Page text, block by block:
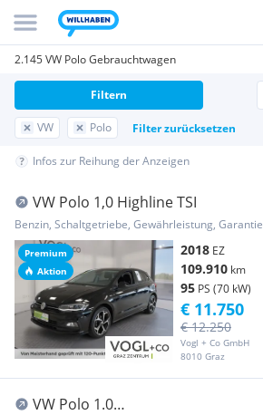
2.145 VW Polo Gebrauchtwagen
VW Polo Filter zurücksetzen
Filtern
Infos zur Reihung der Anzeigen
Premium
Aktion
VW Polo 1,0 Highline TSI
Benzin, Schaltgetriebe, Gewährleistung, Garantie
2018 EZ
109.910 km
95 PS (70 kW)
Vogl + Co GmbH
8010 Graz
€ 12.250
€ 11.750
VW Polo 1.0